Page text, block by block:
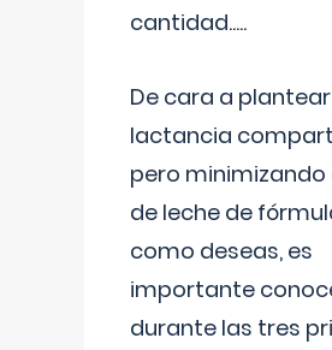
cantidad.....
De cara a
lactancia
pero minimizando
de leche de
como deseas, es
importante
durante las tres